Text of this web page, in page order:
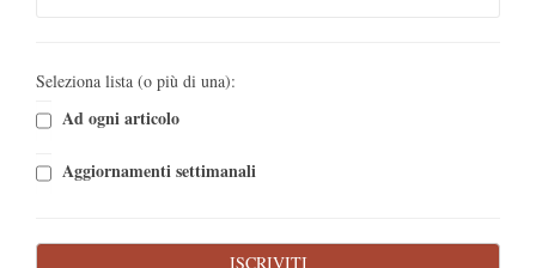
Seleziona lista (o più di una):
Ad ogni articolo
Aggiornamenti settimanali